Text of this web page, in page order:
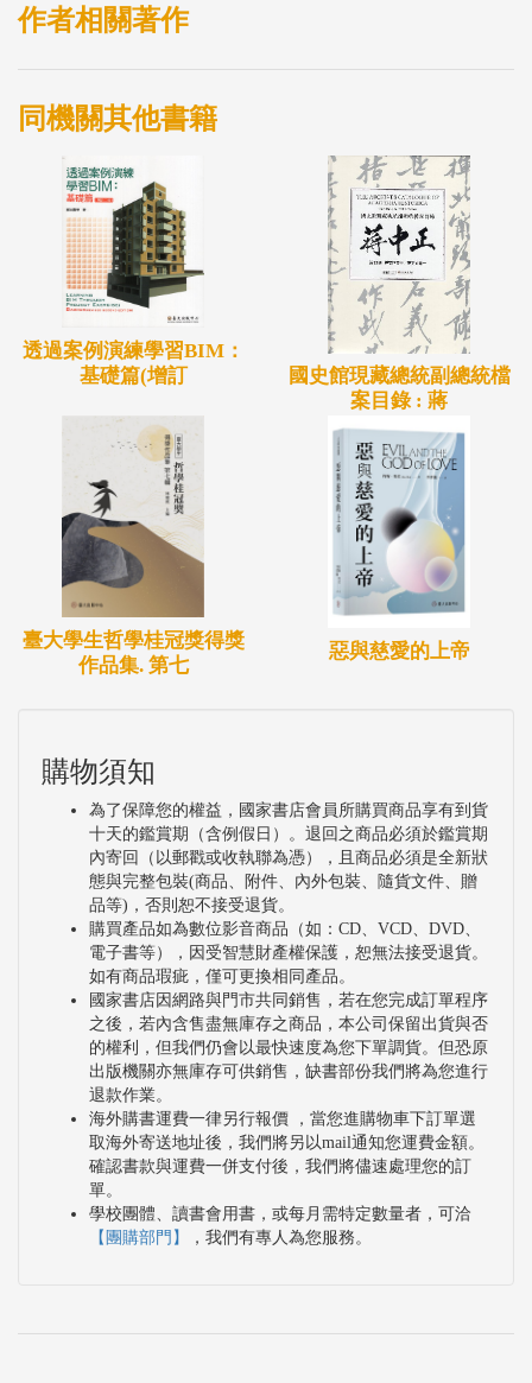
本書藉由文獻資料、田野調查與口述訪談為基礎，闡
行動、團體制度及地域狀態在1910年代到1945年之
間，在青年團政策實施的影響下產生何種質變。
作者相關著作
同機關其他書籍
透過案例演練學習BIM：
基礎篇(增訂
國史館現藏總統副總統檔
案目錄 : 蔣
臺大學生哲學桂冠獎得獎
作品集. 第七
惡與慈愛的上帝
購物須知
為了保障您的權益，國家書店會員所購買商品享有到貨
十天的鑑賞期（含例假日）。退回之商品必須於鑑賞期
內寄回（以郵戳或收執聯為憑），且商品必須是全新狀
態與完整包裝(商品、附件、內外包裝、隨貨文件、贈
品等)，否則恕不接受退貨。
購買產品如為數位影音商品（如：CD、VCD、DVD、
電子書等），因受智慧財產權保護，恕無法接受退貨。
如有商品瑕疵，僅可更換相同產品。
國家書店因網路與門市共同銷售，若在您完成訂單程序
之後，若內含售盡無庫存之商品，本公司保留出貨與否
的權利，但我們仍會以最快速度為您下單調貨。但恐原
出版機關亦無庫存可供銷售，缺書部份我們將為您進行
退款作業。
海外購書運費一律另行報價 ，當您進購物車下訂單選
取海外寄送地址後，我們將另以mail通知您運費金額。
確認書款與運費一併支付後，我們將儘速處理您的訂
單。
學校團體、讀書會用書，或每月需特定數量者，可洽
【團購部門】
，我們有專人為您服務。